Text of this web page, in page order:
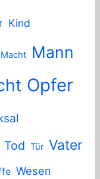
Kind
Macht Mann
Opfer
Tod Tür Vater
Wesen